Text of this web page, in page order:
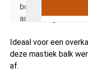
boeiboord of
aansluiting.
Ideaal voor een
deze mastiek balk
af.